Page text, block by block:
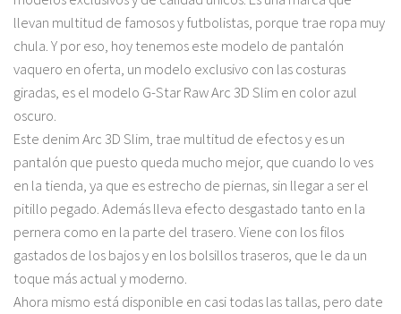
llevan multitud de famosos y futbolistas, porque trae ropa muy
chula. Y por eso, hoy tenemos este modelo de pantalón
vaquero en oferta, un modelo exclusivo con las costuras
giradas, es el modelo G-Star Raw Arc 3D Slim en color azul
oscuro.
Este denim Arc 3D Slim, trae multitud de efectos y es un
pantalón que puesto queda mucho mejor, que cuando lo ves
en la tienda, ya que es estrecho de piernas, sin llegar a ser el
pitillo pegado. Además lleva efecto desgastado tanto en la
pernera como en la parte del trasero. Viene con los filos
gastados de los bajos y en los bolsillos traseros, que le da un
toque más actual y moderno.
Ahora mismo está disponible en casi todas las tallas, pero date